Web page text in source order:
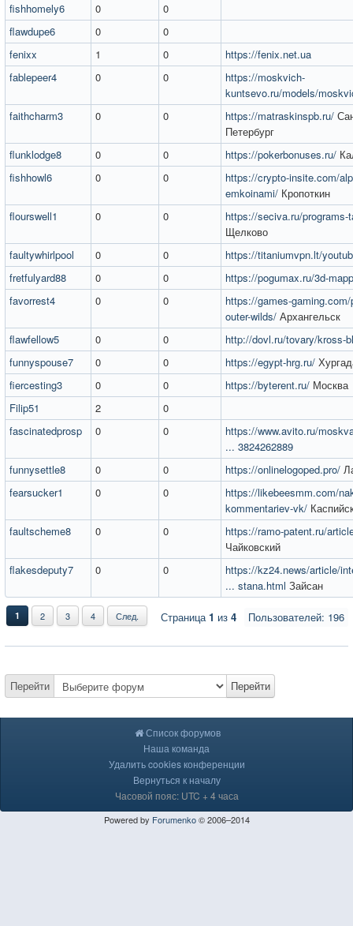
fishhomely6
0
0
flawdupe6
0
0
fenixx
1 0
https://fenix.net.ua
fablepeer4
0 0
https://moskvich-
kuntsevo.ru/models/
faithcharm3
0 0 https://matraskinspb.ru/
Петербург
flunklodge8
0 0 https://pokerbonuses.ru/
fishhowl6
0 0
https://crypto-insite.com/
emkoinami/ Кропоткин
flourswell1
0 0
https://seciva.ru/programs-
Щелково
faultywhirlpool
0 0
https://titaniumvpn.lt/
fretfulyard88
0 0
https://pogumax.ru/3d-
favorrest4
0 0
https://games-
outer-wilds/ Архангельск
flawfellow5
0 0
http://dovl.ru/tovary/kross-
funnyspouse7
0 0 https://egypt-hrg.ru/
fiercesting3
0 0 https://byterent.ru/ Москва
Filip51
2
0
fascinatedprosp
0 0
https://www.avito.ru/
... 3824262889
funnysettle8
0 0 https://onlinelogoped.pro/
fearsucker1
0 0
https://likebeesmm.com/
kommentariev-vk/
faultscheme8
0 0
https://ramo-patent.ru/
Чайковский
flakesdeputy7
0 0
https://kz24.news/article/
... stana.html Зайсан
Пользователей: 196
1 2 3 4 След. Страница1 из 4
Перейти Перейти
Список форумов
Наша команда
Удалить cookies конференции
Вернуться к началу
Часовой пояс: UTC + 4 часа
Powered by Forumenko© 2006–2014